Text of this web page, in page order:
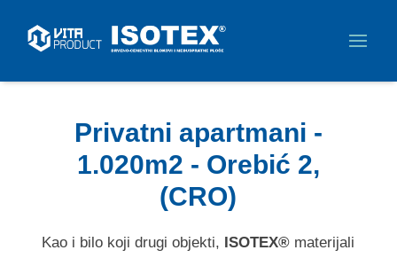
Privatni apartmani -
1.020m2 - Orebić 2,
(CRO)
Kao i bilo koji drugi objekti, ISOTEX® materijali